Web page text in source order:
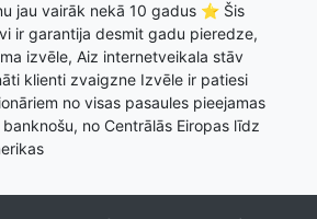
jau vairāk nekā 10 gadus ⭐ Šis
ir garantija desmit gadu pieredze,
izvēle, Aiz internetveikala stāv
klienti zvaigzne Izvēle ir patiesi
no visas pasaules pieejamas
no Centrālās Eiropas līdz